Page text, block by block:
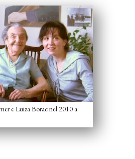
e Luiza Borac nel 2010 a